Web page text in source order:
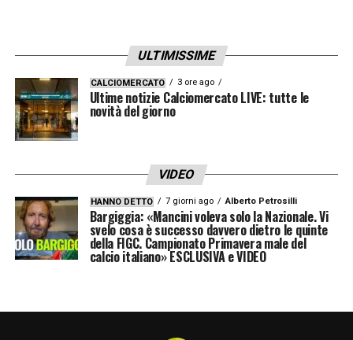
ULTIMISSIME
CALCIOMERCATO 3 ore ago
Ultime notizie Calciomercato LIVE: tutte le
novità del giorno
VIDEO
HANNO DETTO 7 giorni ago Alberto Petrosilli
Bargiggia: «Mancini voleva solo la Nazionale. Vi
svelo cosa è successo davvero dietro le quinte
della FIGC. Campionato Primavera male del
calcio italiano» ESCLUSIVA e VIDEO